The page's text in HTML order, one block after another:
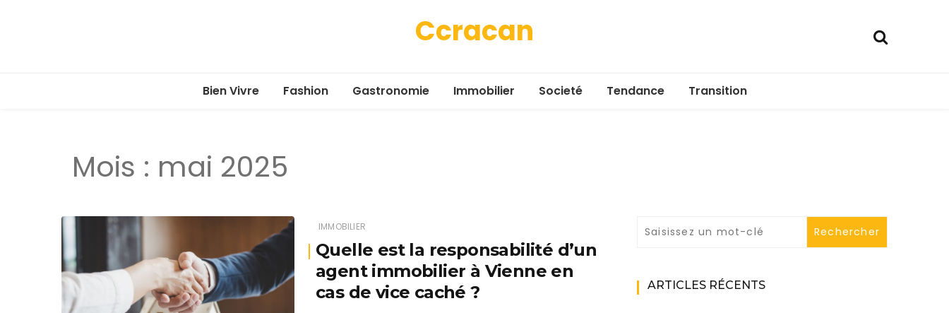
Ccracan
Bien Vivre Fashion Gastronomie Immobilier Societé Tendance Transition
Mois : mai 2025
IMMOBILIER
Quelle est la responsabilité d’un
agent immobilier à Vienne en
cas de vice caché ?
ARTICLES RÉCENTS